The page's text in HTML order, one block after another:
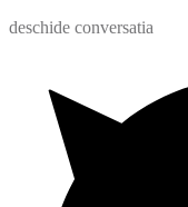
deschide conversatia